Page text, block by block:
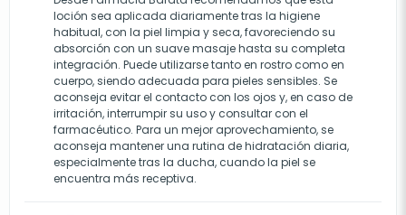
loción sea aplicada diariamente tras la higiene
habitual, con la piel limpia y seca, favoreciendo su
absorción con un suave masaje hasta su completa
integración. Puede utilizarse tanto en rostro como en
cuerpo, siendo adecuada para pieles sensibles. Se
aconseja evitar el contacto con los ojos y, en caso de
irritación, interrumpir su uso y consultar con el
farmacéutico. Para un mejor aprovechamiento, se
aconseja mantener una rutina de hidratación diaria,
especialmente tras la ducha, cuando la piel se
encuentra más receptiva.